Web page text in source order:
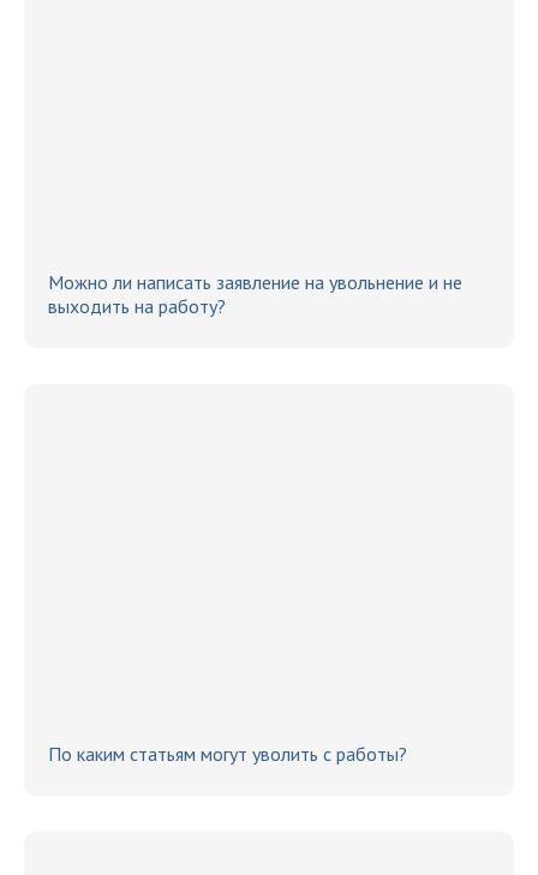
Можно ли написать заявление на увольнение и не
выходить на работу?
По каким статьям могут уволить с работы?